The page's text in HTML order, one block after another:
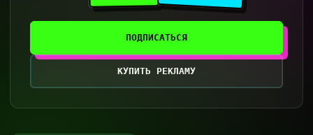
ПОДПИСАТЬСЯ
КУПИТЬ РЕКЛАМУ